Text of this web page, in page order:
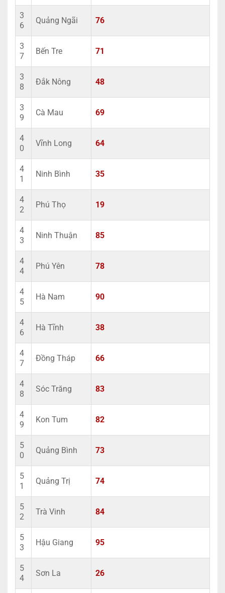
3
6
Quảng Ngãi 76
3
7
Bến Tre 71
3
8
Đắk Nông 48
3
9
Cà Mau 69
4
0
Vĩnh Long 64
4
1
Ninh Bình 35
4
2
Phú Thọ 19
4
3
Ninh Thuận 85
4
4
Phú Yên 78
4
5
Hà Nam 90
4
6
Hà Tĩnh 38
4
7
Đồng Tháp 66
4
8
Sóc Trăng 83
4
9
Kon Tum 82
5
0
Quảng Bình 73
5
1
Quảng Trị 74
5
2
Trà Vinh 84
5
3
Hậu Giang 95
5
4
Sơn La 26